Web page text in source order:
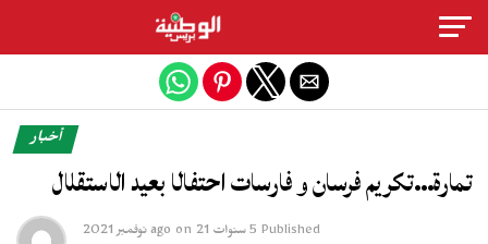
أخبار
تمارة…تكريم فرسان و فارسات احتفالا بعيد الاستقلال
Published 5 سنوات ago on 21 نوفمبر 2021
Exit mobile version